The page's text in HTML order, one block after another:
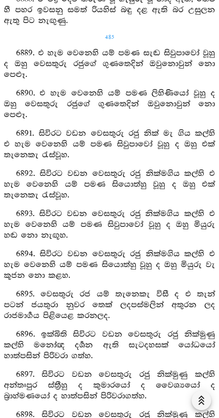
හී පහර ඉවසනු සමත් රියහිස් බඳු දළ ඇති බර උසුලන
ඇතු පිට නැඟුණු.
485
6889. එ හැම වෙනෙහි යම් පමණ සැඬ සිවුපාවෝ වූහු
ද ඔහු වෙසතුරු රජුගේ ගුණතෙදින් ඔවුනොවුන් නො
පෙළූ.
6890. එ හැම වෙනෙහි යම් පමණ ලිහිණියෝ වූහු ද
ඔහු වෙසතුරු රජුගේ ගුණතෙදින් ඔවුනොවුන් නො
පෙළූ.
6891. සිවිරට වඩන වෙසතුරු රජු නික් මැ ගිය කල්හි
එ හැම වෙනෙහි යම් පමණ සිවුපාවෝ වූහු ද ඔහු එක්
තැනෙකැ රැස්වූහ.
6892. සිවිරට වඩන වෙසතුරු රජු නික්මගිය කල්හි එ
හැම වෙනෙහි යම් පමණ සියොත්හු වූහු ද ඔහු එක්
තැනෙකැ රැස්වූහ.
6893. සිවිරට වඩන වෙසතුරු රජු නික්මගිය කල්හි එ
හැම වෙනෙහි යම් පමණ සිවුපාවෝ වූහු ද ඔහු මියුරු
හඬ නො නැඟූහ.
6894. සිවිරට වඩන වෙසතුරු රජු නික්මගිය කල්හි එ
හැම වෙනෙහි යම් පමණ සියොත්හු වූහු ද ඔහු මියුරු වැ
කූජන නො කළහ.
6895. වෙසතුරු රජ යම් තැනෙකැ විසී ද එ තැන්
පටන් ජයතුරා නුවර තෙක් ලදපස්මලින් අතුරන ලද
රාජමාර්‍ගය පිළියෙළ කරනලද.
6896. ඉක්බිති සිවිරට වඩන වෙසතුරු රජු නික්මුණු
කල්හි මනෝඥ දර්‍ශන ඇති සැටදහසක් යෝධයෝ
හාත්පසින් පිරිවරා ගත්හ.
6897. සිවිරට වඩන වෙසතුරු රජු නික්මුණු කල්හි
අන්තඃපුර ස්ත්‍රීහු ද කුමාරයෝ ද වෛශ්‍යයෝ ද
බ්‍රාහ්මණයෝ ද හාත්පසින් පිරිවරාගත්හ.
6898. සිවිරට වඩන වෙසතුරු රජු නික්මුණු කල්හි